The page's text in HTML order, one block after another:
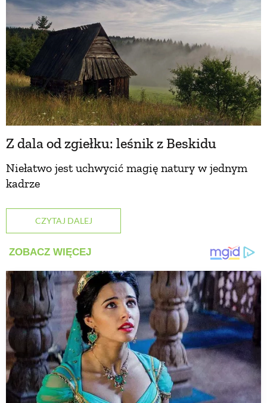
Z dala od zgiełku: leśnik z Beskidu
Niełatwo jest uchwycić magię natury w jednym
kadrze
CZYTAJ DALEJ